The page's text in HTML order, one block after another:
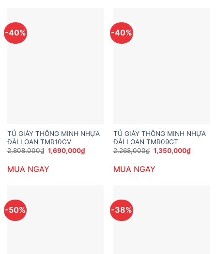
-40%
TỦ GIÀY THÔNG MINH NHỰA
ĐÀI LOAN TMR10GV
2,808,000₫ Giá
gốc
2,808,000₫.
1,690,000₫Giá
hiện
MUA NGAY
-40%
TỦ GIÀY THÔNG MINH NHỰA
ĐÀI LOAN TMR09GT
2,268,000₫ Giá
gốc
2,268,000₫.
1,350,000₫Giá
hiện
MUA NGAY
-50% -38%